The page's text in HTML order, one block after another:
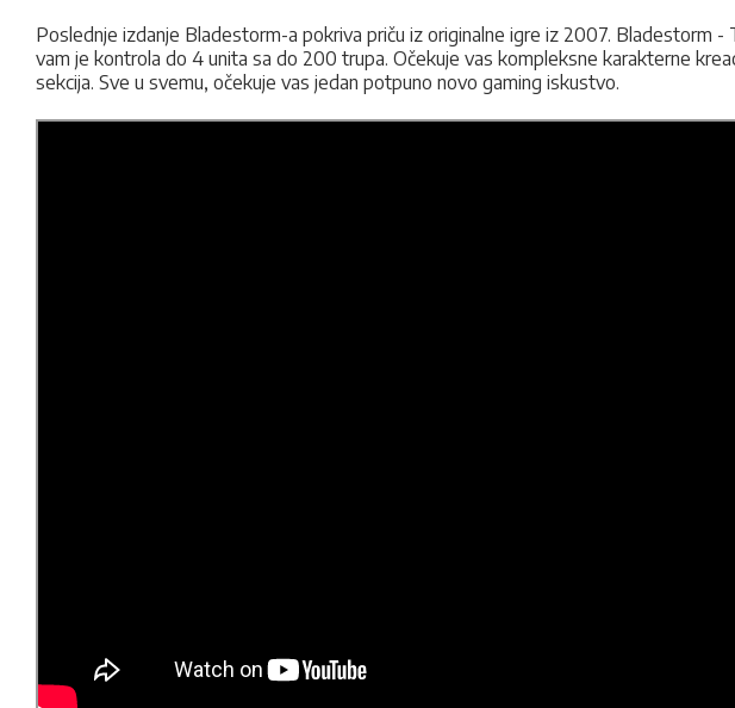
Poslednje izdanje Bladestorm-a pokriva priču iz originalne igre iz 2007. Bladestorm
vam je kontrola do 4 unita sa do 200 trupa. Očekuje vas kompleksne karakterne
sekcija. Sve u svemu, očekuje vas jedan potpuno novo gaming iskustvo.